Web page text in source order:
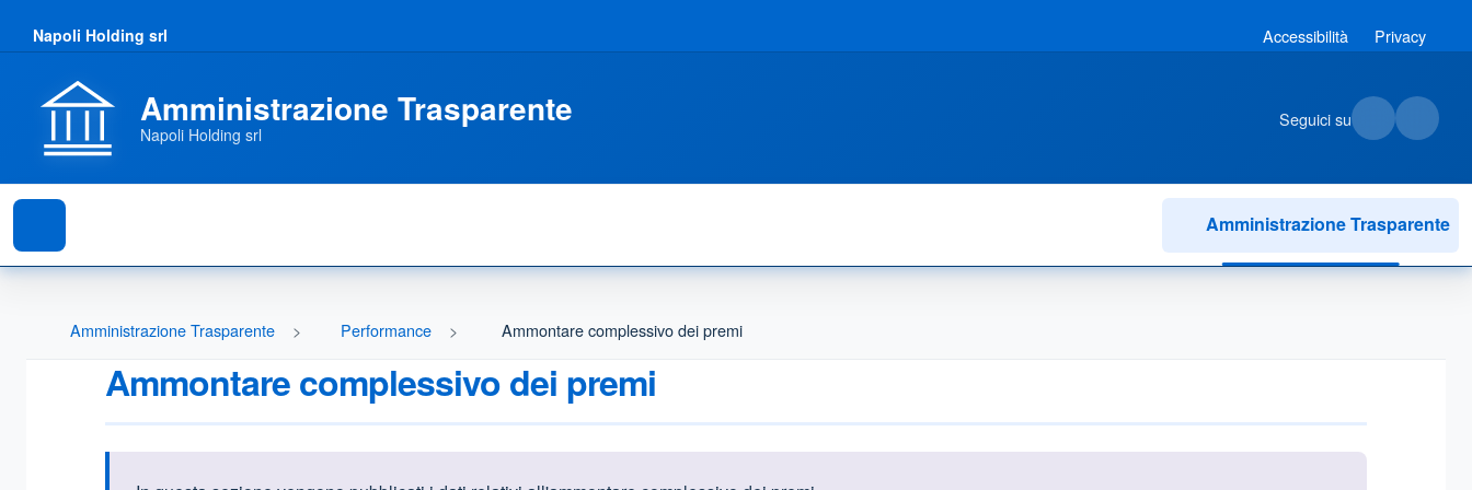
Napoli Holding srl Accessibilità Privacy
Amministrazione Trasparente
Napoli Holding srl
Seguici su
Amministrazione Trasparente
Amministrazione Trasparente Performance Ammontare complessivo dei premi
Ammontare complessivo dei premi